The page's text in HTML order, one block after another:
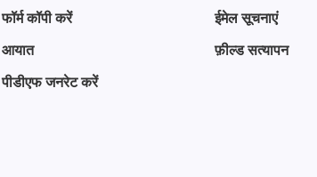
फॉर्म कॉपी करें
आयात
पीडीएफ जनरेट करें
ईमेल सूचनाएं
फ़ील्ड सत्यापन